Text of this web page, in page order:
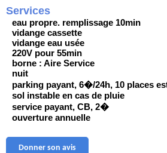
Services
eau propre. remplissage 10min
vidange cassette
vidange eau usée
220V pour 55min
borne : Aire Service
nuit
parking payant, 6�/24h, 10 places
sol instable en cas de pluie
service payant, CB, 2�
ouverture annuelle
Donner son avis